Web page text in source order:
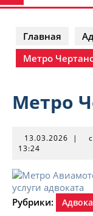
Главная
Метро
Метро
13.03.2026 |
13:24
Рубрики: